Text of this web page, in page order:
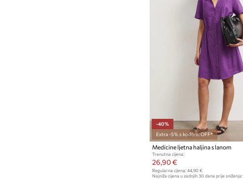
-40%
Extra -5% s kodom: OFF*
Medicine ljetna haljina s lanom
Trenutna cijena:
26,90 €
Regularna cijena: 44,90 €
Najniža cijena u zadnjih 30 dana prije sniženja: